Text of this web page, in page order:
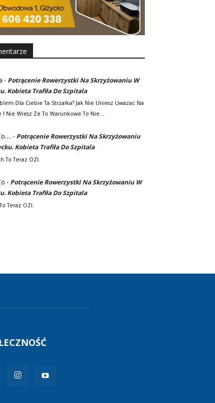
- Potrącenie Rowerzystki Na Skrzyżowaniu W
Kobieta Trafiła Do Szpitala
Dla Ciebie Ta Strzalka? Jak Nie Uniesz Uwazac Na
I Nie Wiesz Ze To Warunkowe To Nie…
- Potrącenie Rowerzystki Na Skrzyżowaniu
Kobieta Trafiła Do Szpitala
To Teraz OZI.
- Potrącenie Rowerzystki Na Skrzyżowaniu W
Kobieta Trafiła Do Szpitala
Teraz OZI.